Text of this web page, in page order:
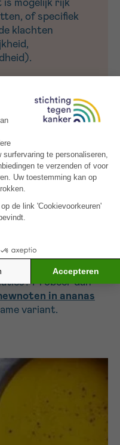
is mogelijk rijk
of specifiek
klachten
door abrikozen.
een mengeling
de
Sarah Van Den
het kader van haar
departement
Probeer dan
in ananas
variant.